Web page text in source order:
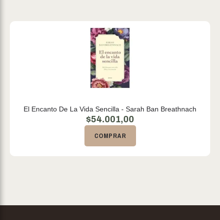
El Encanto De La Vida Sencilla - Sarah Ban Breathnach
$54.001,00
COMPRAR